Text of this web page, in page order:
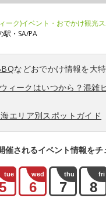
ーク)イベント・おでかけ観光ス
駅・SA/PA
などおでかけ情報を大
ィークはいつから？混雑
エリア別スポットガイド
催されるイベント情報をチ
tue wed
6
thu
7
fri
8